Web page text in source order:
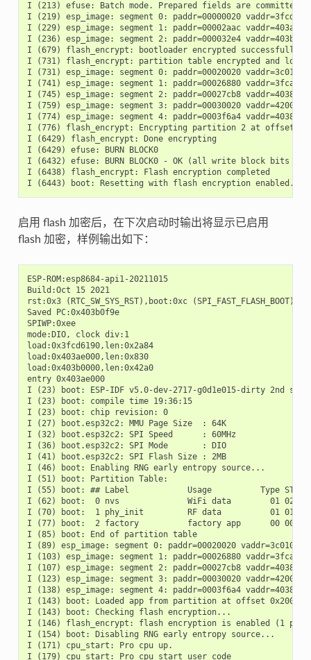
I (213) efuse: Batch mode. Prepared fields are committed
I (219) esp_image: segment 0: paddr=00000020
I (229) esp_image: segment 1: paddr=00002aac
I (236) esp_image: segment 2: paddr=000032e4
I (679) flash_encrypt: bootloader encrypted successfully
I (731) flash_encrypt: partition table encrypted and
I (731) esp_image: segment 0: paddr=00020020
I (741) esp_image: segment 1: paddr=00026880
I (745) esp_image: segment 2: paddr=00027cb8
I (759) esp_image: segment 3: paddr=00030020
I (774) esp_image: segment 4: paddr=0003f6a4
I (776) flash_encrypt: Encrypting partition 2 at offset
I (6429) flash_encrypt: Done encrypting
I (6429) efuse: BURN BLOCK0
I (6432) efuse: BURN BLOCK0 - OK (all write block bits
I (6438) flash_encrypt: Flash encryption completed
启用 flash 加密后，在下次启动时输出将显示已启用
flash 加密，样例输出如下：
ESP-ROM:esp8684-api1-20211015
Build:Oct 15 2021
rst:0x3 (RTC_SW_SYS_RST),boot:0xc (SPI_FAST_FLASH_BOOT)
Saved PC:0x403b0f9e
SPIWP:0xee
mode:DIO, clock div:1
load:0x3fcd6190,len:0x2a84
load:0x403ae000,len:0x830
load:0x403b0000,len:0x42a0
entry 0x403ae000
I (23) boot: ESP-IDF v5.0-dev-2717-g0d1e015-dirty 2nd
I (23) boot: compile time 19:36:15
I (23) boot: chip revision: 0
I (27) boot.esp32c2: MMU Page Size  : 64K
I (32) boot.esp32c2: SPI Speed      : 60MHz
I (36) boot.esp32c2: SPI Mode       : DIO
I (41) boot.esp32c2: SPI Flash Size : 2MB
I (46) boot: Enabling RNG early entropy source...
I (51) boot: Partition Table:
I (55) boot: ## Label            Usage          Type ST
I (62) boot:  0 nvs              WiFi data        01 02
I (70) boot:  1 phy_init         RF data          01 01
I (77) boot:  2 factory          factory app      00 00
I (85) boot: End of partition table
I (89) esp_image: segment 0: paddr=00020020
I (103) esp_image: segment 1: paddr=00026880
I (107) esp_image: segment 2: paddr=00027cb8
I (123) esp_image: segment 3: paddr=00030020
I (138) esp_image: segment 4: paddr=0003f6a4
I (143) boot: Loaded app from partition at offset 0x20000
I (143) boot: Checking flash encryption...
I (146) flash_encrypt: flash encryption is enabled (1
I (154) boot: Disabling RNG early entropy source...
I (171) cpu_start: Pro cpu up.
I (179) cpu_start: Pro cpu start user code